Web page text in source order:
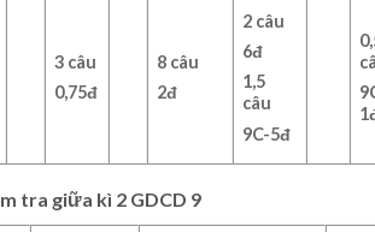
3 câu
0,75đ
8 câu
2đ
2 câu
6đ
1,5
câu
9C-5đ
tra giữa kì 2 GDCD 9